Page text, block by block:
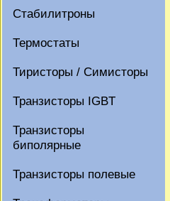
Стабилитроны
Термостаты
Тиристоры / Симисторы
Транзисторы IGBT
Транзисторы
биполярные
Транзисторы полевые